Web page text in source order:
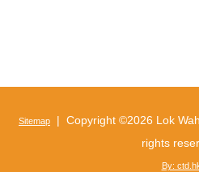
Sitemap | Copyright ©2026 Lok
rights
By: